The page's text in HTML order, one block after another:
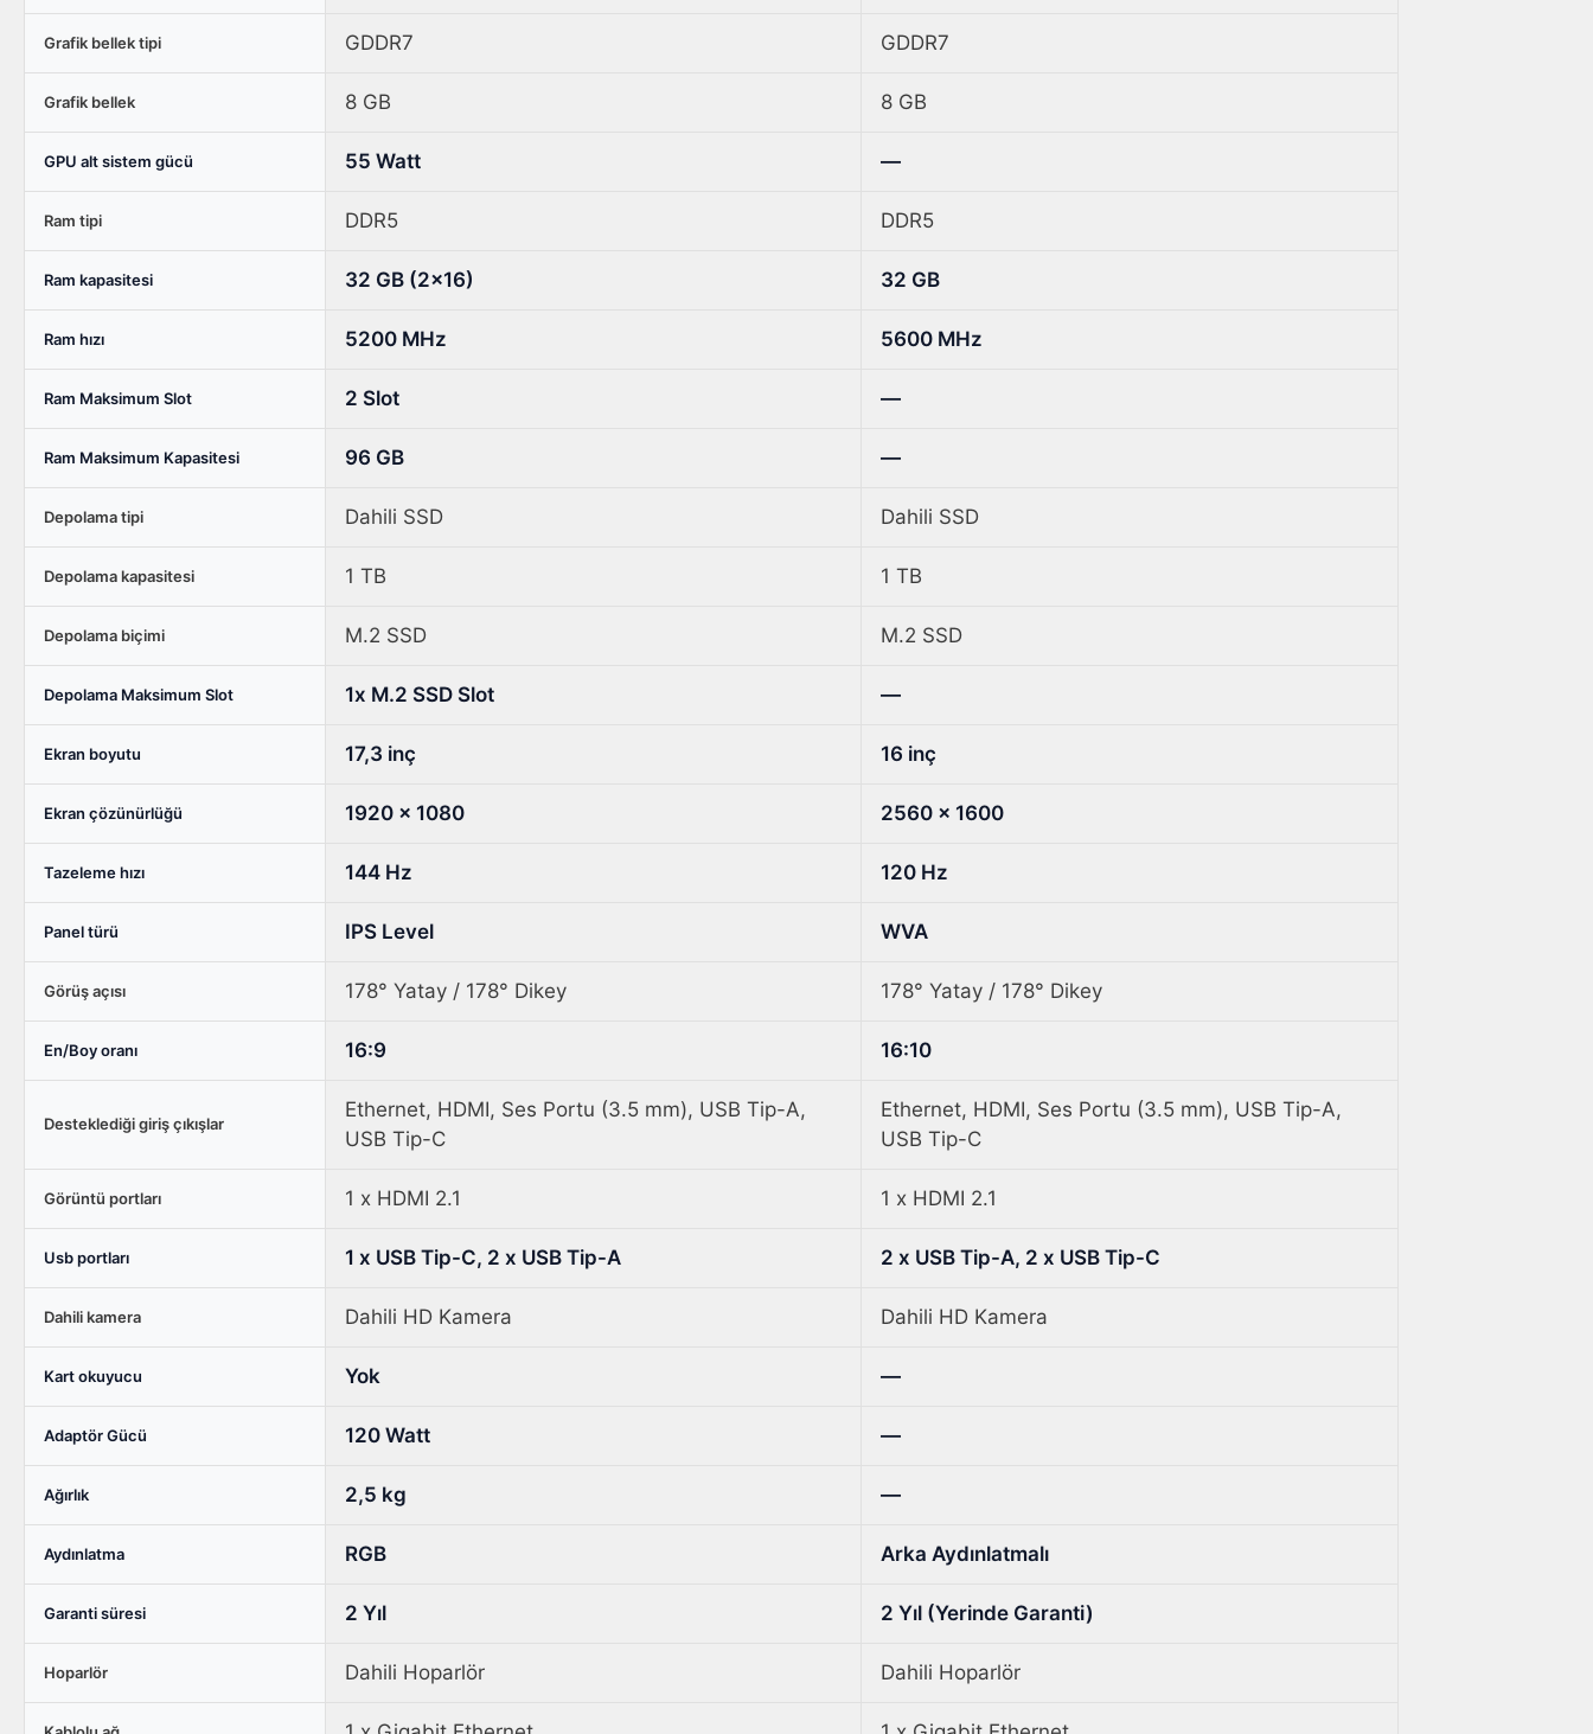
Servis
için
tablosu
Grafik bellek tipi GDDR7 GDDR7
Grafik bellek 8 GB 8 GB
GPU alt sistem gücü 55 Watt —
Ram tipi DDR5 DDR5
Ram kapasitesi 32 GB (2x16) 32 GB
Ram hızı 5200 MHz 5600 MHz
Ram Maksimum Slot 2 Slot —
Ram Maksimum Kapasitesi 96 GB —
Depolama tipi Dahili SSD Dahili SSD
Depolama kapasitesi 1 TB 1 TB
Depolama biçimi M.2 SSD M.2 SSD
Depolama Maksimum Slot 1x M.2 SSD Slot —
Ekran boyutu 17,3 inç 16 inç
Ekran çözünürlüğü 1920 x 1080 2560 x 1600
Tazeleme hızı 144 Hz 120 Hz
Panel türü IPS Level WVA
Görüş açısı 178° Yatay / 178° Dikey 178° Yatay / 178° Dikey
En/Boy oranı 16:9 16:10
Desteklediği giriş çıkışlar
Ethernet, HDMI, Ses Portu (3.5 mm), USB Tip-A,
USB Tip-C
Ethernet, HDMI, Ses Portu (3.5 mm), USB Tip-A,
USB Tip-C
Görüntü portları 1 x HDMI 2.1 1 x HDMI 2.1
Usb portları 1 x USB Tip-C, 2 x USB Tip-A 2 x USB Tip-A, 2 x USB Tip-C
Dahili kamera Dahili HD Kamera Dahili HD Kamera
Kart okuyucu Yok —
Adaptör Gücü 120 Watt —
Ağırlık 2,5 kg —
Aydınlatma RGB Arka Aydınlatmalı
Garanti süresi 2 Yıl 2 Yıl (Yerinde Garanti)
Hoparlör Dahili Hoparlör Dahili Hoparlör